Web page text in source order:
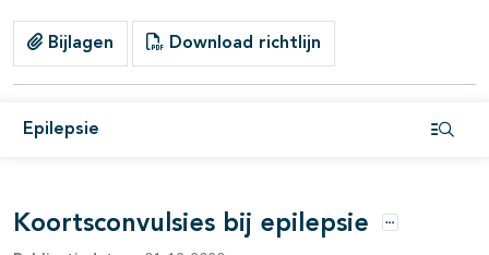
Bijlagen Download richtlijn
Epilepsie
open- en dichtklappen
Koortsconvulsies bij epilepsie Opties